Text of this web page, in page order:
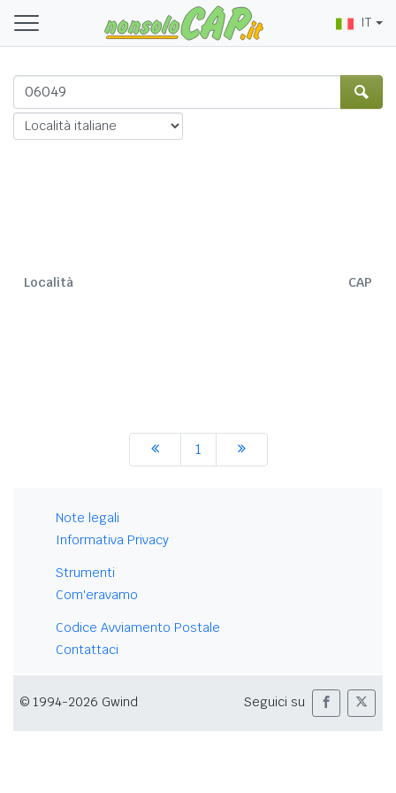
IT
Località CAP
1
Note legali
Informativa Privacy
Strumenti
Com'eravamo
Codice Avviamento Postale
Contattaci
© 1994-2026 Gwind Seguici su